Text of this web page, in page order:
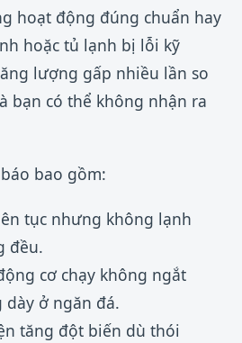
hoạt động đúng chuẩn hay
hoặc tủ lạnh bị lỗi kỹ
lượng gấp nhiều lần so
bạn có thể không nhận ra
bao gồm:
tục nhưng không lạnh
đều.
cơ chạy không ngắt
dày ở ngăn đá.
tăng đột biến dù thói